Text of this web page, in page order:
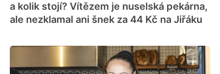
a kolik stojí? Vítězem je nuselská pekárna,
ale nezklamal ani šnek za 44 Kč na Jiřáku